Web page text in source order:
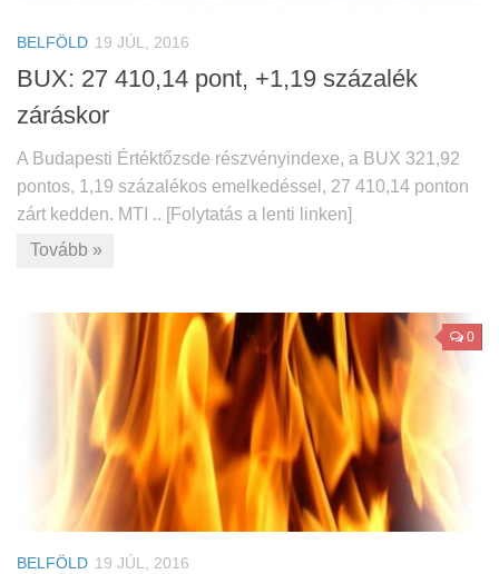
BELFÖLD 19 JÚL, 2016
BUX: 27 410,14 pont, +1,19 százalék
záráskor
A Budapesti Értéktőzsde részvényindexe, a BUX 321,92
pontos, 1,19 százalékos emelkedéssel, 27 410,14 ponton
zárt kedden. MTI .. [Folytatás a lenti linken]
Tovább »
0
BELFÖLD 19 JÚL, 2016